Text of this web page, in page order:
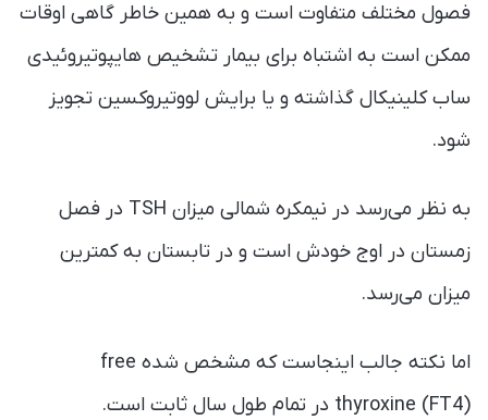
فصول مختلف متفاوت است و به همین خاطر گاهی اوقات
ممکن است به اشتباه برای بیمار تشخیص هایپوتیروئیدی
ساب کلینیکال گذاشته و یا برایش لووتیروکسین تجویز
شود.
به نظر می‌رسد در نیمکره شمالی میزان TSH در فصل
زمستان در اوج خودش است و در تابستان به کمترین
میزان می‌رسد.
اما نکته جالب اینجاست که مشخص شده free
thyroxine (FT4) در تمام طول سال ثابت است.